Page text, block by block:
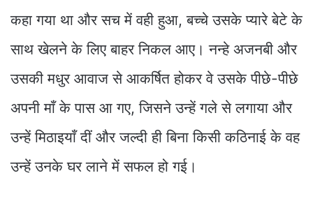
कहा गया था और सच में वही हुआ, बच्चे उसके प्यारे बेटे के
साथ खेलने के लिए बाहर निकल आए। नन्हे अजनबी और
उसकी मधुर आवाज से आकर्षित होकर वे उसके पीछे-पीछे
अपनी माँ के पास आ गए, जिसने उन्हें गले से लगाया और
उन्हें मिठाइयाँ दीं और जल्दी ही बिना किसी कठिनाई के वह
उन्हें उनके घर लाने में सफल हो गई।